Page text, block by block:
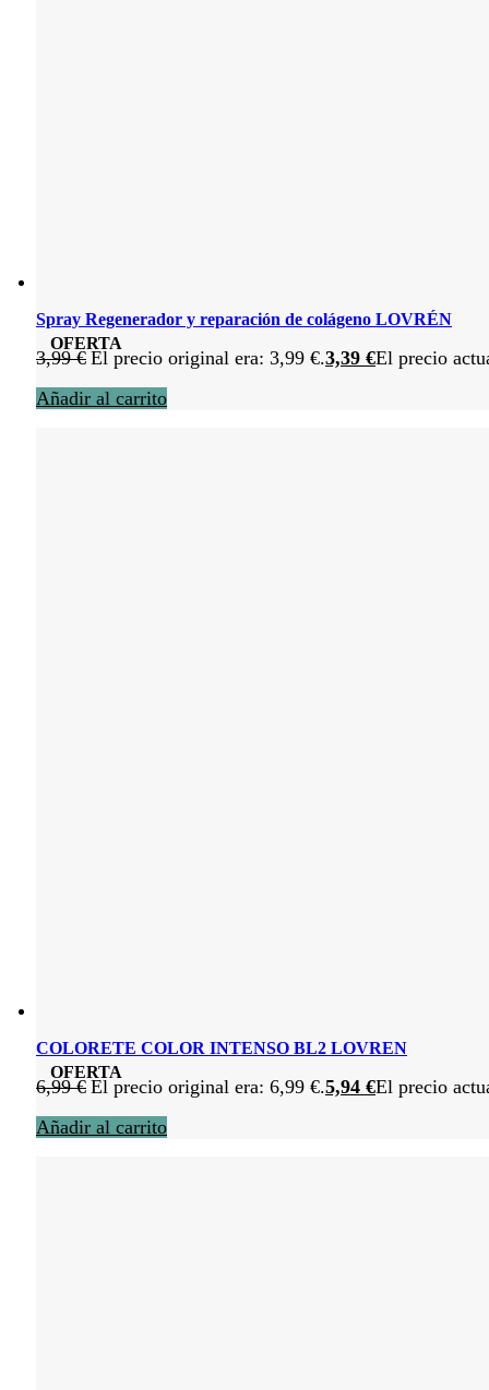
OFERTA
Spray Regenerador y reparación de colágeno LOVRÉN
3,99€ El precio original era: 3,99 €.3,39 €El precio
Añadir al carrito
OFERTA
COLORETE COLOR INTENSO BL2 LOVREN
6,99€ El precio original era: 6,99 €.5,94 €El precio
Añadir al carrito